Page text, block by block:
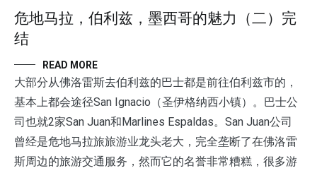
危地马拉，伯利兹，墨西哥的魅力（二）完
结
READ MORE
大部分从佛洛雷斯去伯利兹的巴士都是前往伯利兹市的，
基本上都会途径San Ignacio（圣伊格纳西小镇）。巴士公
司也就2家San Juan和Marlines Espaldas。San Juan公司
曾经是危地马拉旅旅游业龙头老大，完全垄断了在佛洛雷
斯周边的旅游交通服务，然而它的名誉非常糟糕，很多游